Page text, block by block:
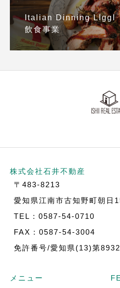
Italian Dinning LIggI
飲食事業
株式会社石井不動産
〒483-8213
愛知県江南市古知野町朝日
TEL：0587-54-0710
FAX：0587-54-3004
免許番号/愛知県(13)第
メニュー